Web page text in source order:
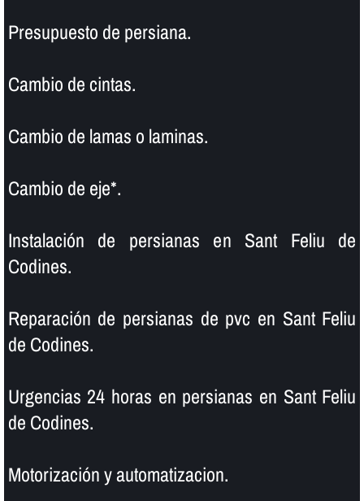
Presupuesto de persiana.
Cambio de cintas.
Cambio de lamas o laminas.
Cambio de eje*.
Instalación de persianas en Sant Feliu de
Codines.
Reparación de persianas de pvc en Sant Feliu
de Codines.
Urgencias 24 horas en persianas en Sant Feliu
de Codines.
Motorización y automatizacion.